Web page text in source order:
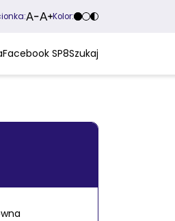
Kolor:
Facebook SP8Szukaj